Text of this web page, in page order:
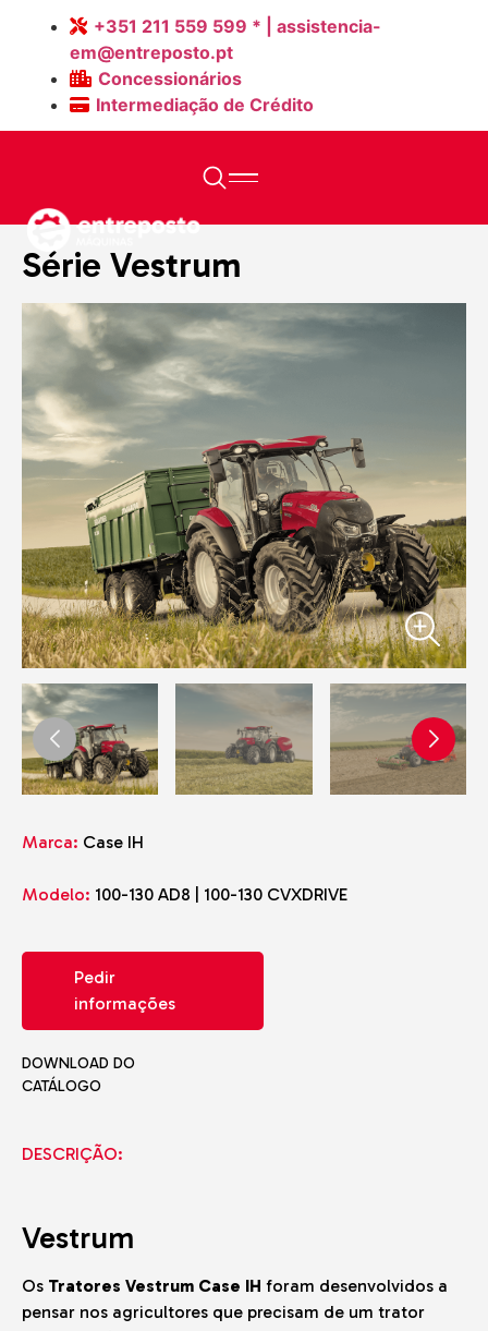
+351 211 559 599 * | assistencia-
em@entreposto.pt
Concessionários
Intermediação de Crédito
Série Vestrum
Série Vestrum
Marca: Case IH
Modelo: 100-130 AD8 | 100-130 CVXDRIVE
Pedir
informações
DOWNLOAD DO
CATÁLOGO
DESCRIÇÃO:
Vestrum
Os Tratores Vestrum Case IH foram desenvolvidos a
pensar nos agricultores que precisam de um trator